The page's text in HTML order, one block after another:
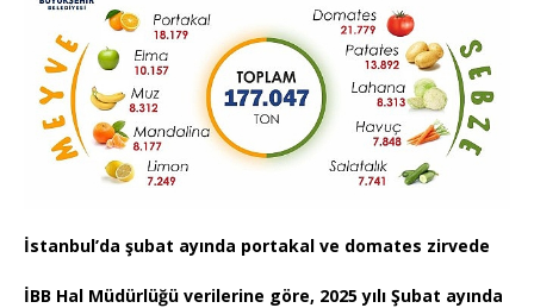
İstanbul’da şubat ayında portakal ve domates zirvede
İBB Hal Müdürlüğü verilerine göre, 2025 yılı Şubat ayında